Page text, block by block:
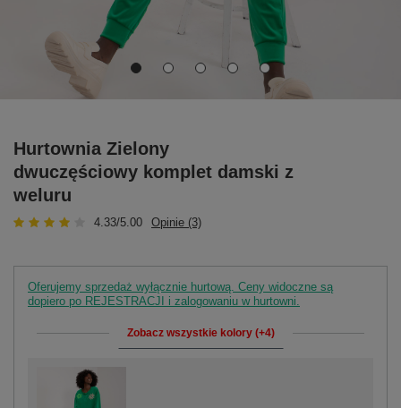
Hurtownia Zielony
dwuczęściowy komplet damski z
weluru
4.33/5.00 Opinie (3)
Oferujemy sprzedaż wyłącznie hurtową. Ceny widoczne są
dopiero po REJESTRACJI i zalogowaniu w hurtowni.
Zobacz wszystkie kolory (+4)